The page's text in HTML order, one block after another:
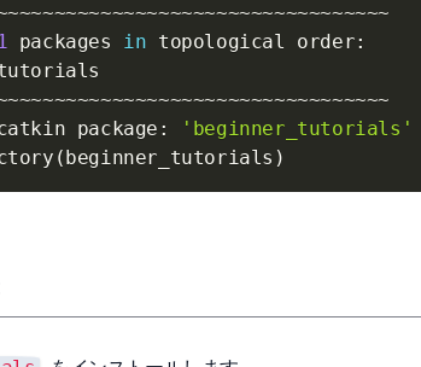
1 packages in topological order:
package:
'beginner_tutorials'
( beginner_tutorials )